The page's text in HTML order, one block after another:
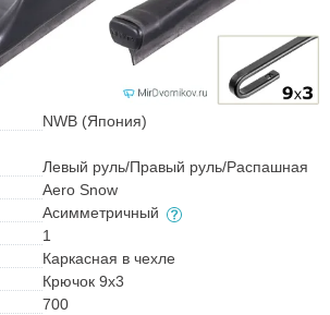
NWB (Япония)
Левый руль/Правый руль/Распашная
Aero Snow
Асимметричный
1
Каркасная в чехле
Крючок 9x3
700